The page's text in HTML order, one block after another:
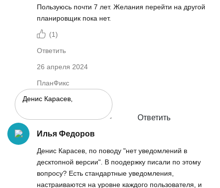
Пользуюсь почти 7 лет. Желания перейти на другой
планировщик пока нет.
(1)
Ответить
26 апреля 2024
ПланФикс
Ответить
Илья Федоров
Денис Карасев, по поводу "нет уведомлений в
десктопной версии". В поодержку писали по этому
вопросу? Есть стандартные уведомления,
настраиваются на уровне каждого пользователя, и